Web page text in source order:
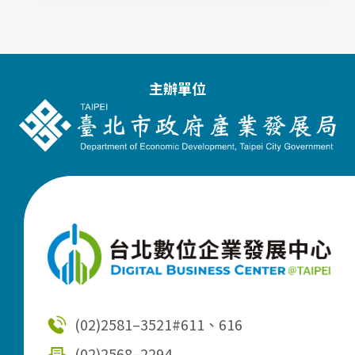
主辦單位
(02)2581–3521#611、616